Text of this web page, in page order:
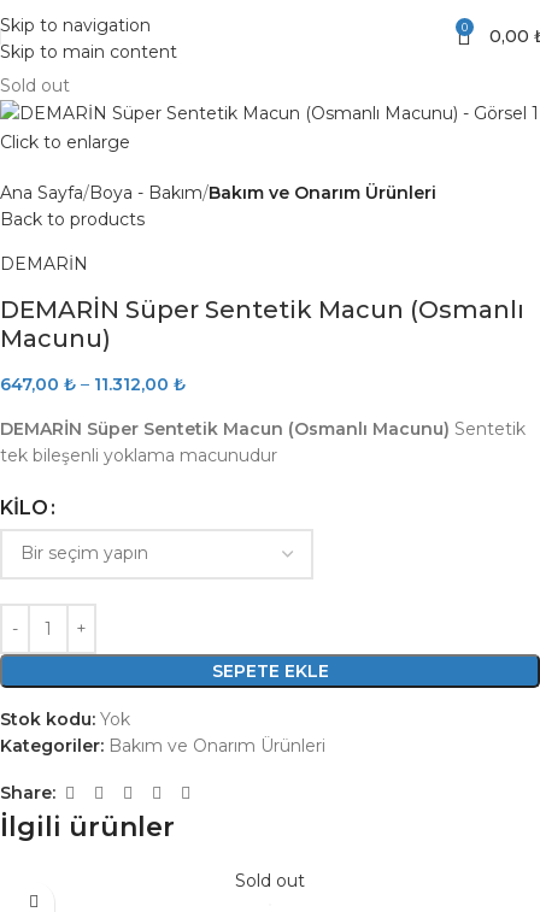
Skip to navigation
Skip to main content
0 0,00
Sold out
Click to enlarge
Ana Sayfa Boya - Bakım Bakım ve Onarım Ürünleri
Back to products
DEMARİN
DEMARİN Süper Sentetik Macun (Osmanlı
Macunu)
647,00 ₺ – 11.312,00 ₺
DEMARİN Süper Sentetik Macun (Osmanlı Macunu) Sentetik
tek bileşenli yoklama macunudur
KILO
SEPETE EKLE
Stok kodu: Yok
Kategoriler: Bakım ve Onarım Ürünleri
Share:
İlgili ürünler
Sold out